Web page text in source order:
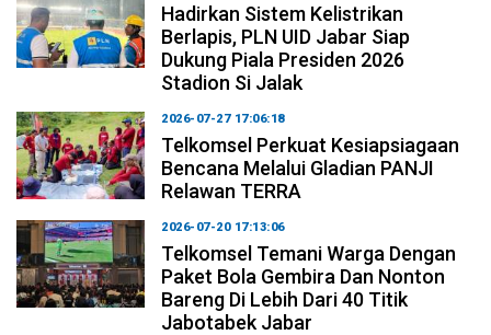
Hadirkan Sistem Kelistrikan
Berlapis, PLN UID Jabar Siap
Dukung Piala Presiden 2026
Stadion Si Jalak
2026-07-27 17:06:18
Telkomsel Perkuat Kesiapsiagaan
Bencana Melalui Gladian PANJI
Relawan TERRA
2026-07-20 17:13:06
Telkomsel Temani Warga Dengan
Paket Bola Gembira Dan Nonton
Bareng Di Lebih Dari 40 Titik
Jabotabek Jabar